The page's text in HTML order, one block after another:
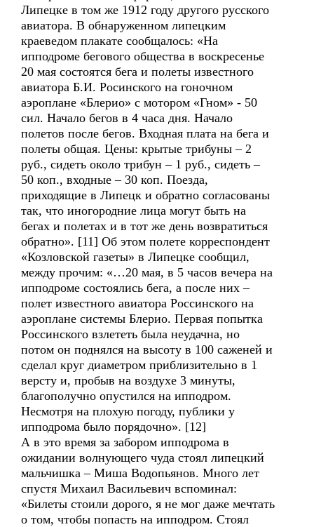
Липецке в том же 1912 году другого русского
авиатора. В обнаруженном липецким
краеведом плакате сообщалось: «На
ипподроме бегового общества в воскресенье
20 мая состоятся бега и полеты известного
авиатора Б.И. Росинского на гоночном
аэроплане «Блерио» с мотором «Гном» - 50
сил. Начало бегов в 4 часа дня. Начало
полетов после бегов. Входная плата на бега и
полеты общая. Цены: крытые трибуны – 2
руб., сидеть около трибун – 1 руб., сидеть –
50 коп., входные – 30 коп. Поезда,
приходящие в Липецк и обратно согласованы
так, что иногородние лица могут быть на
бегах и полетах и в тот же день возвратиться
обратно». [11] Об этом полете корреспондент
«Козловской газеты» в Липецке сообщил,
между прочим: «…20 мая, в 5 часов вечера на
ипподроме состоялись бега, а после них –
полет известного авиатора Россинского на
аэроплане системы Блерио. Первая попытка
Россинского взлететь была неудачна, но
потом он поднялся на высоту в 100 саженей и
сделал круг диаметром приблизительно в 1
версту и, пробыв на воздухе 3 минуты,
благополучно опустился на ипподром.
Несмотря на плохую погоду, публики у
ипподрома было порядочно». [12]
А в это время за забором ипподрома в
ожидании волнующего чуда стоял липецкий
мальчишка – Миша Водопьянов. Много лет
спустя Михаил Васильевич вспоминал:
«Билеты стоили дорого, я не мог даже мечтать
о том, чтобы попасть на ипподром. Стоял